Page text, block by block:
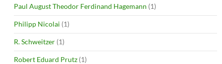
Paul August Theodor Ferdinand Hagemann (1)
Philipp Nicolai (1)
R. Schweitzer (1)
Robert Eduard Prutz (1)